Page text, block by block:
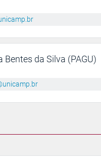
Bentes da Silva (PAGU)